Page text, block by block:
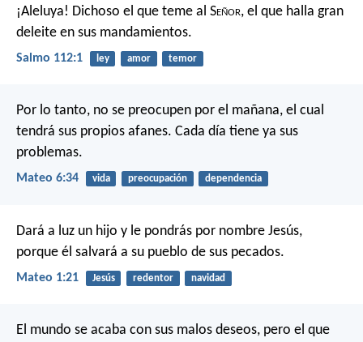
¡Aleluya! Dichoso el que teme al Señor, el que halla gran
deleite en sus mandamientos.
Salmo 112:1 ley amor temor
Por lo tanto, no se preocupen por el mañana, el cual
tendrá sus propios afanes. Cada día tiene ya sus
problemas.
Mateo 6:34 vida preocupación dependencia
Dará a luz un hijo y le pondrás por nombre Jesús,
porque él salvará a su pueblo de sus pecados.
Mateo 1:21 Jesús redentor navidad
El mundo se acaba con sus malos deseos, pero el que